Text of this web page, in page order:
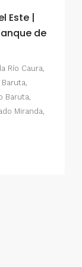
Este |
de
Río Caura,
Baruta,
Miranda,